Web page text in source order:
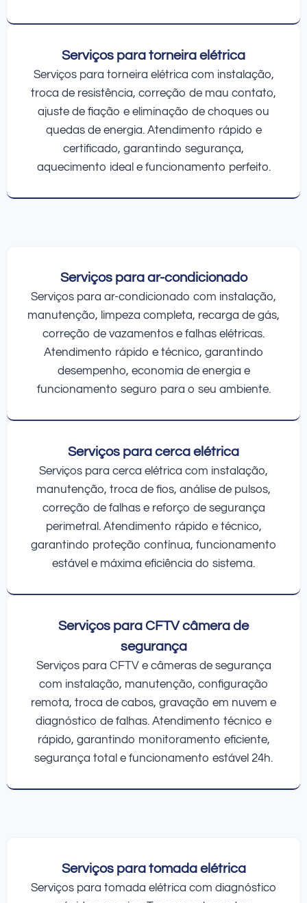
Serviços para torneira elétrica
Serviços para torneira elétrica com instalação,
troca de resistência, correção de mau contato,
ajuste de fiação e eliminação de choques ou
quedas de energia. Atendimento rápido e
certificado, garantindo segurança,
aquecimento ideal e funcionamento perfeito.
Serviços para ar-condicionado
Serviços para ar-condicionado com instalação,
manutenção, limpeza completa, recarga de gás,
correção de vazamentos e falhas elétricas.
Atendimento rápido e técnico, garantindo
desempenho, economia de energia e
funcionamento seguro para o seu ambiente.
Serviços para cerca elétrica
Serviços para cerca elétrica com instalação,
manutenção, troca de fios, análise de pulsos,
correção de falhas e reforço de segurança
perimetral. Atendimento rápido e técnico,
garantindo proteção contínua, funcionamento
estável e máxima eficiência do sistema.
Serviços para CFTV câmera de
segurança
Serviços para CFTV e câmeras de segurança
com instalação, manutenção, configuração
remota, troca de cabos, gravação em nuvem e
diagnóstico de falhas. Atendimento técnico e
rápido, garantindo monitoramento eficiente,
segurança total e funcionamento estável 24h.
Serviços para tomada elétrica
Serviços para tomada elétrica com diagnóstico